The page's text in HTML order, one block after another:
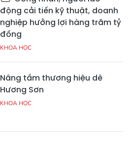
động cải tiến kỹ thuật, doanh
nghiệp hưởng lợi hàng trăm tỷ
đồng
KHOA HỌC
Nâng tầm thương hiệu dê
Hương Sơn
KHOA HỌC